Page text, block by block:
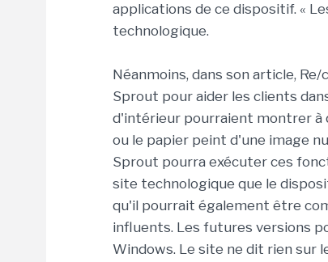
applications de ce dispositif. «
technologique.
Néanmoins, dans son article,
Sprout pour aider les clients
d'intérieur pourraient montrer à
ou le papier peint d'une image
Sprout pourra exécuter ces
site technologique que le
qu'il pourrait également être
influents. Les futures versions
Windows. Le site ne dit rien sur